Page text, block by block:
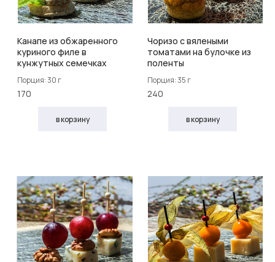
Канапе из обжаренного
куриного филе в
кунжутных семечках
Порция: 30 г
170
в корзину
Чоризо с вялеными
томатами на булочке из
поленты
Порция: 35 г
240
в корзину